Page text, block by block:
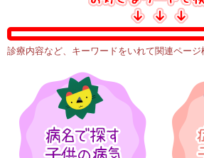
診療内容など、キーワードをいれて関連ページ